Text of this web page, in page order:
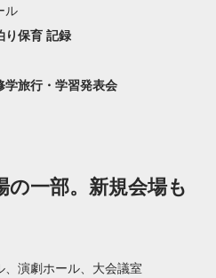
ル
保育 記録
旅行・学習発表会
一部。新規会場も
演劇ホール、大会議室